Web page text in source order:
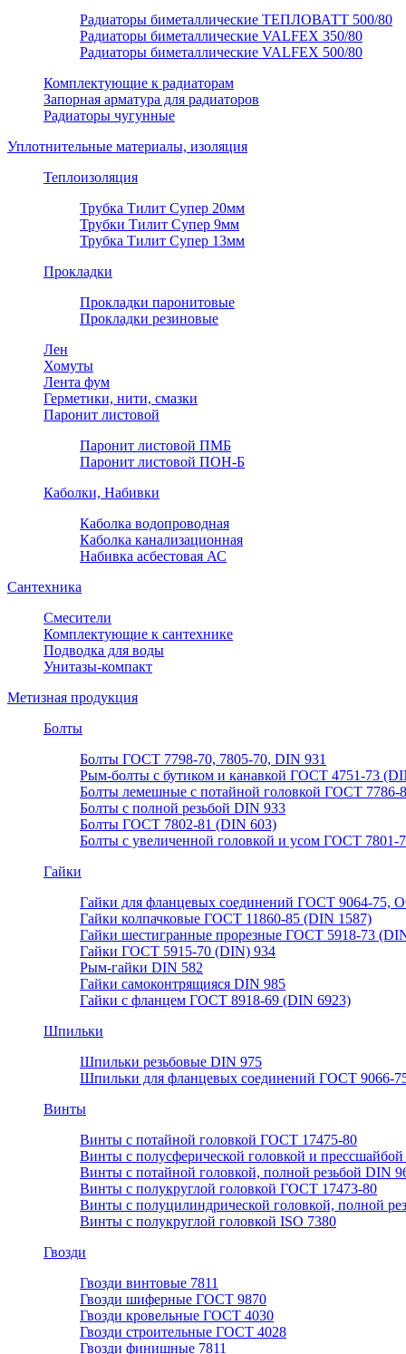
Радиаторы биметаллические ТЕПЛОВАТТ 500/80
Радиаторы биметаллические VALFEX 350/80
Радиаторы биметаллические VALFEX 500/80
Комплектующие к радиаторам
Запорная арматура для радиаторов
Радиаторы чугунные
Уплотнительные материалы, изоляция
Теплоизоляция
Трубка Тилит Супер 20мм
Трубки Тилит Супер 9мм
Трубка Тилит Супер 13мм
Прокладки
Прокладки паронитовые
Прокладки резиновые
Лен
Хомуты
Лента фум
Герметики, нити, смазки
Паронит листовой
Паронит листовой ПМБ
Паронит листовой ПОН-Б
Каболки, Набивки
Каболка водопроводная
Каболка канализационная
Набивка асбестовая АС
Сантехника
Смесители
Комплектующие к сантехнике
Подводка для воды
Унитазы-компакт
Метизная продукция
Болты
Болты ГОСТ 7798-70, 7805-70, DIN 931
Рым-болты с бутиком и канавкой ГОСТ 4751-73
Болты лемешные с потайной головкой ГОСТ 7786-
Болты с полной резьбой DIN 933
Болты ГОСТ 7802-81 (DIN 603)
Болты с увеличенной головкой и усом ГОСТ 7801-
Гайки
Гайки для фланцевых соединений ГОСТ 9064-75,
Гайки колпачковые ГОСТ 11860-85 (DIN 1587)
Гайки шестигранные прорезные ГОСТ 5918-73
Гайки ГОСТ 5915-70 (DIN) 934
Рым-гайки DIN 582
Гайки самоконтрящияся DIN 985
Гайки с фланцем ГОСТ 8918-69 (DIN 6923)
Шпильки
Шпильки резьбовые DIN 975
Шпильки для фланцевых соединений ГОСТ 9066-
Винты
Винты с потайной головкой ГОСТ 17475-80
Винты с полусферической головкой и
Винты с потайной головкой, полной резьбой DIN
Винты с полукруглой головкой ГОСТ 17473-80
Винты с полуцилиндрической головкой, полной
Винты с полукруглой головкой ISO 7380
Гвозди
Гвозди винтовые 7811
Гвозди шиферные ГОСТ 9870
Гвозди кровельные ГОСТ 4030
Гвозди строительные ГОСТ 4028
Гвозди финишные 7811